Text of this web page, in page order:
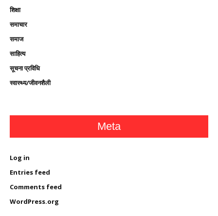
शिक्षा
समाचार
समाज
साहित्य
सूचना प्रविधि
स्वास्थ्य/जीवनशैली
Meta
Log in
Entries feed
Comments feed
WordPress.org